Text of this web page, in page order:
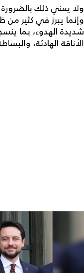
ولا يعني ذلك بالضرورة
وإنما يبرز في كثير من
شديدة الهدوء، بما
الأناقة الهادئة،